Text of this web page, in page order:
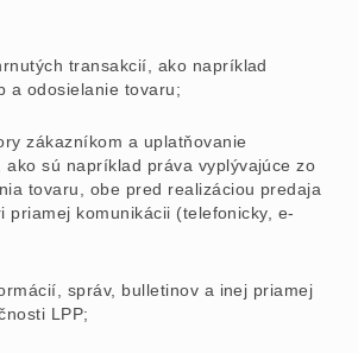
transakcií, ako napríklad
a odosielanie tovaru;
zákazníkom a uplatňovanie
ako sú napríklad práva vyplývajúce zo
tovaru, obe pred realizáciou predaja
priamej komunikácii (telefonicky, e-
správ, bulletinov a inej priamej
LPP;